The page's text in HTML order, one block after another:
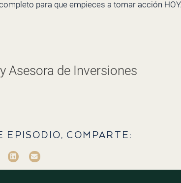
para que empieces a tomar acción
Asesora de Inversiones
EPISODIO, COMPARTE: